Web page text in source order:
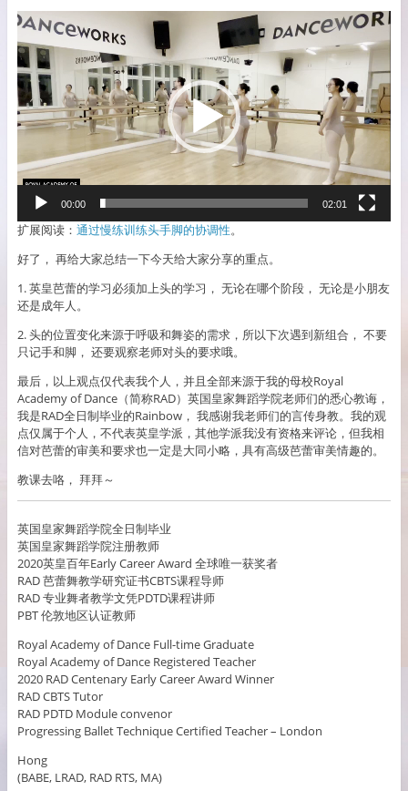
Video
Player
00:00 02:01
扩展阅读： 通过慢练训练头手脚的协调性。
好了， 再给大家总结一下今天给大家分享的重点。
1. 英皇芭蕾的学习必须加上头的学习， 无论在哪个阶段， 无论是小朋友
还是成年人。
2. 头的位置变化来源于呼吸和舞姿的需求，所以下次遇到新组合， 不要
只记手和脚， 还要观察老师对头的要求哦。
最后，以上观点仅代表我个人，并且全部来源于我的母校Royal
Academy of Dance（简称RAD）英国皇家舞蹈学院老师们的悉心教诲，
我是RAD全日制毕业的Rainbow， 我感谢我老师们的言传身教。我的观
点仅属于个人，不代表英皇学派，其他学派我没有资格来评论，但我相
信对芭蕾的审美和要求也一定是大同小略，具有高级芭蕾审美情趣的。
教课去咯， 拜拜～
英国皇家舞蹈学院全日制毕业
英国皇家舞蹈学院注册教师
2020英皇百年Early Career Award 全球唯一获奖者
RAD 芭蕾舞教学研究证书CBTS课程导师
RAD 专业舞者教学文凭PDTD课程讲师
PBT 伦敦地区认证教师
Royal Academy of Dance Full-time Graduate
Royal Academy of Dance Registered Teacher
2020 RAD Centenary Early Career Award Winner
RAD CBTS Tutor
RAD PDTD Module convenor
Progressing Ballet Technique Certified Teacher – London
Hong
(BABE, LRAD, RAD RTS, MA)